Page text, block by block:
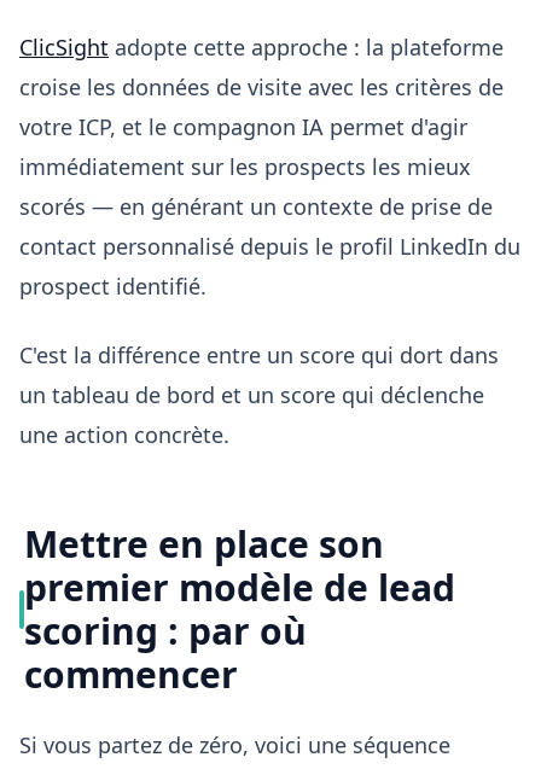
ClicSight adopte cette approche : la plateforme
croise les données de visite avec les critères de
votre ICP, et le compagnon IA permet d'agir
immédiatement sur les prospects les mieux
scorés — en générant un contexte de prise de
contact personnalisé depuis le profil LinkedIn du
prospect identifié.
C'est la différence entre un score qui dort dans
un tableau de bord et un score qui déclenche
une action concrète.
Mettre en place son
premier modèle de lead
scoring : par où
commencer
Si vous partez de zéro, voici une séquence